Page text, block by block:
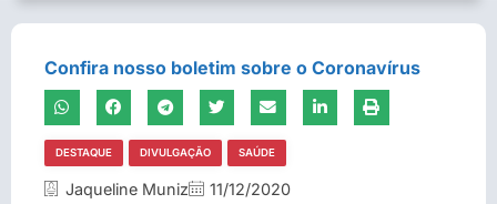
Confira nosso boletim sobre o Coronavírus
DESTAQUE DIVULGAÇÃO SAÚDE
Jaqueline Muniz 11/12/2020